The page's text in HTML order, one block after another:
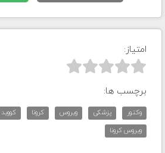
امتیاز:



برچسب ها:
وکتور پزشکی ویروس کرونا کووید 19
ویروس کرونا